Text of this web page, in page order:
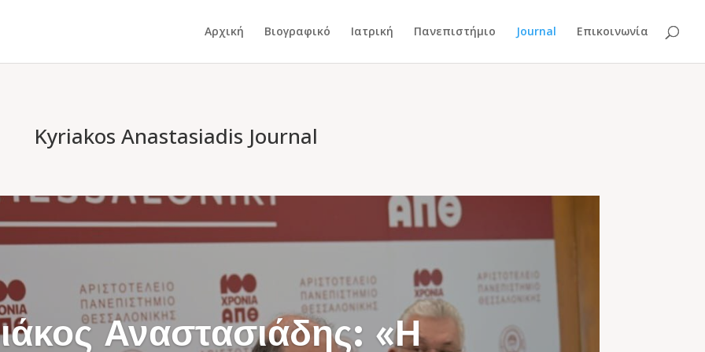
Αρχική Βιογραφικό Ιατρική Πανεπιστήμιο Journal Επικοινωνία
Kyriakos Anastasiadis Journal
Αναστασιάδης: «Η